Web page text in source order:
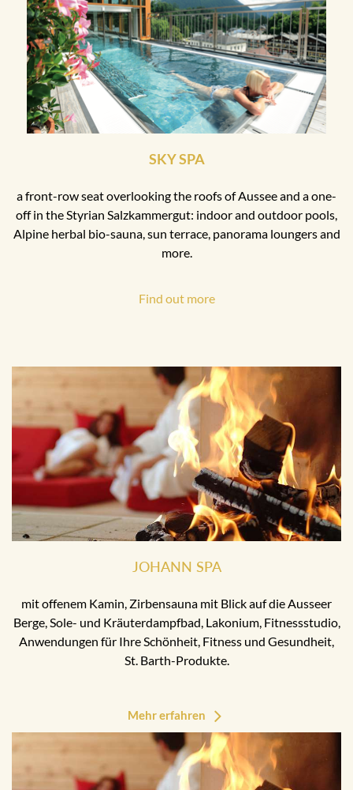
SKY SPA
a front-row seat overlooking the roofs of Aussee and a one-
off in the Styrian Salzkammergut: indoor and outdoor pools,
Alpine herbal bio-sauna, sun terrace, panorama loungers and
more.
Find out more
JOHANN SPA
mit offenem Kamin, Zirbensauna mit Blick auf die Ausseer
Berge, Sole- und Kräuterdampfbad, Lakonium, Fitnessstudio,
Anwendungen für Ihre Schönheit, Fitness und Gesundheit,
St. Barth-Produkte.
Mehr erfahren